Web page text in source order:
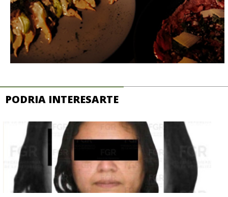
PODRIA INTERESARTE